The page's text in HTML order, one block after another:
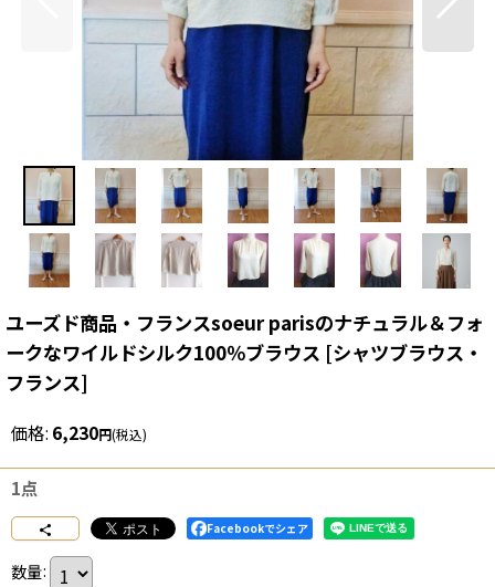
ユーズド商品・フランスsoeur parisのナチュラル＆フォ
ークなワイルドシルク100％ブラウス [シャツブラウス・
フランス]
価格: 6,230円(税込)
1点
Facebookでシェア
数量: